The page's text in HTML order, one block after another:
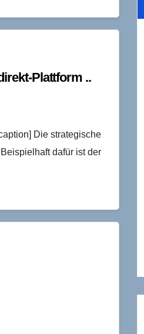
Plattform ..
Die strategische
dafür ist der